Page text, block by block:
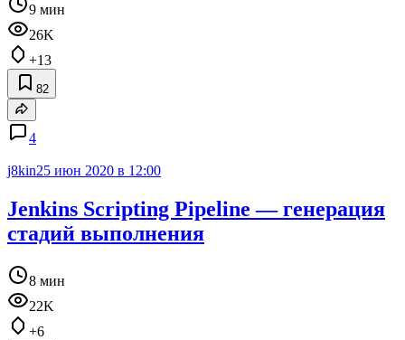
9 мин
26K
+13
82
4
j8kin25 июн 2020 в 12:00
Jenkins Scripting Pipeline — генерация
стадий выполнения
8 мин
22K
+6